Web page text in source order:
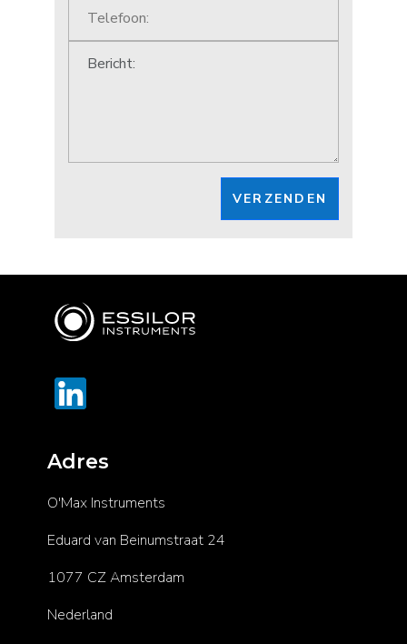
VERZENDEN
Adres
O'Max Instruments
Eduard van Beinumstraat 24
1077 CZ Amsterdam
Nederland